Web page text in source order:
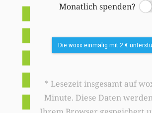
Monatlich spenden?
Switch
Die woxx einmalig mit 2 €
* Lesezeit insgesamt auf
Minute. Diese Daten